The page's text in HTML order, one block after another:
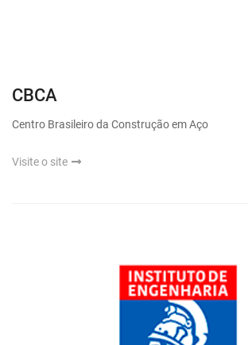
CBCA
Centro Brasileiro da Construção em Aço
Visite o site